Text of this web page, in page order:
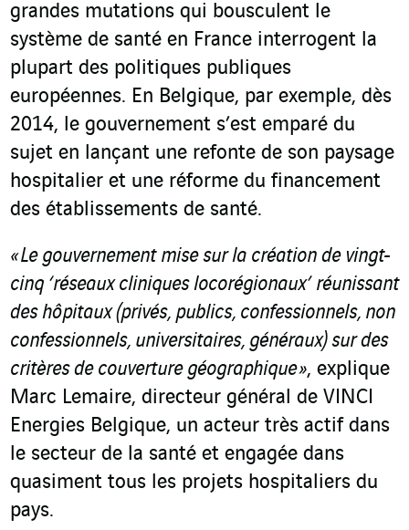
grandes mutations qui bousculent le
système de santé en France interrogent la
plupart des politiques publiques
européennes. En Belgique, par exemple, dès
2014, le gouvernement s’est emparé du
sujet en lançant une refonte de son paysage
hospitalier et une réforme du financement
des établissements de santé.
« Le gouvernement mise sur la création de vingt-
cinq ‘réseaux cliniques locorégionaux’ réunissant
des hôpitaux (privés, publics, confessionnels, non
confessionnels, universitaires, généraux) sur des
critères de couverture géographique », explique
Marc Lemaire, directeur général de VINCI
Energies Belgique, un acteur très actif dans
le secteur de la santé et engagée dans
quasiment tous les projets hospitaliers du
pays.